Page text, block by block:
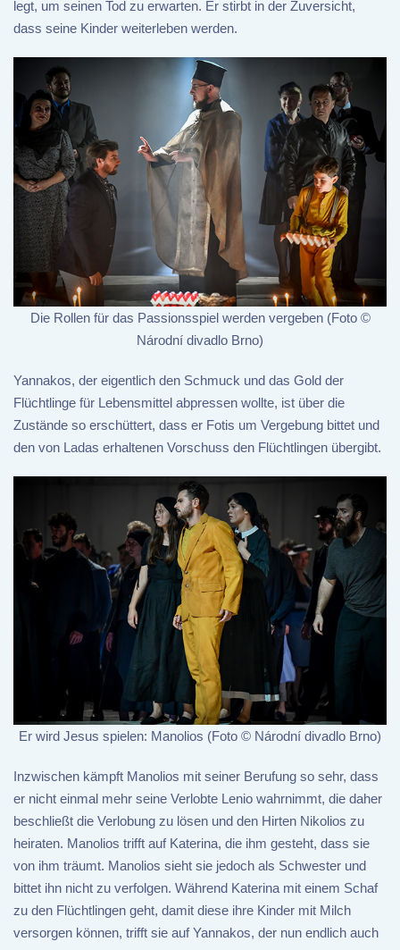
legt, um seinen Tod zu erwarten. Er stirbt in der Zuversicht,
dass seine Kinder weiterleben werden.
Die Rollen für das Passionsspiel werden vergeben (Foto ©
Národní divadlo Brno)
Yannakos, der eigentlich den Schmuck und das Gold der
Flüchtlinge für Lebensmittel abpressen wollte, ist über die
Zustände so erschüttert, dass er Fotis um Vergebung bittet und
den von Ladas erhaltenen Vorschuss den Flüchtlingen übergibt.
Er wird Jesus spielen: Manolios (Foto © Národní divadlo Brno)
Inzwischen kämpft Manolios mit seiner Berufung so sehr, dass
er nicht einmal mehr seine Verlobte Lenio wahrnimmt, die daher
beschließt die Verlobung zu lösen und den Hirten Nikolios zu
heiraten. Manolios trifft auf Katerina, die ihm gesteht, dass sie
von ihm träumt. Manolios sieht sie jedoch als Schwester und
bittet ihn nicht zu verfolgen. Während Katerina mit einem Schaf
zu den Flüchtlingen geht, damit diese ihre Kinder mit Milch
versorgen können, trifft sie auf Yannakos, der nun endlich auch